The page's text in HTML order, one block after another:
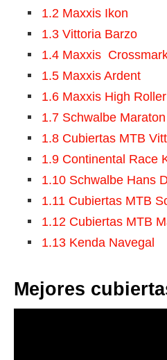
1.2 Maxxis Ikon
1.3 Vittoria Barzo
1.4 Maxxis
1.5 Maxxis Ardent
1.6 Maxxis High
1.7 Schwalbe
1.8 Cubiertas MTB
1.9 Continental Race
1.10 Schwalbe Hans
1.11 Cubiertas MTB
1.12 Cubiertas MTB
1.13 Kenda Navegal
Mejores